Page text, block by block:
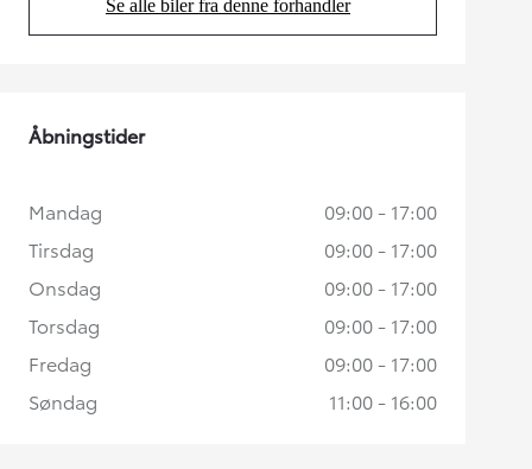
Se alle biler fra denne forhandler
(Opens in new tab)
Åbningstider
Mandag
09:00 - 17:00
Tirsdag
09:00 - 17:00
Onsdag
09:00 - 17:00
Torsdag
09:00 - 17:00
Fredag
09:00 - 17:00
Søndag
11:00 - 16:00